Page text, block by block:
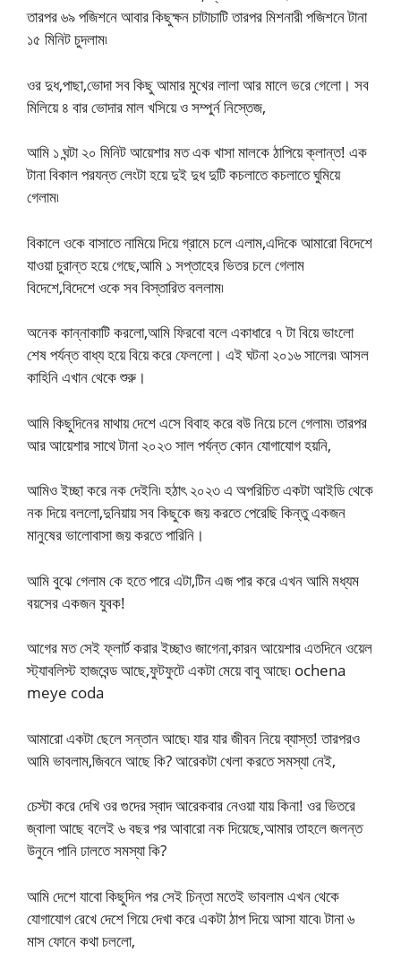
তারপর ৬৯ পজিশনে আবার কিছুক্ষন চাটাচাটি তারপর মিশনারী পজিশনে টানা
১৫ মিনিট চুদলাম৷
ওর দুধ,পাছা,ভোদা সব কিছু আমার মুখের লালা আর মালে ভরে গেলো। সব
মিলিয়ে ৪ বার ভোদার মাল খসিয়ে ও সম্পুর্ন নিস্তেজ,
আমি ১ ঘন্টা ২০ মিনিট আয়েশার মত এক খাসা মালকে ঠাপিয়ে ক্লান্ত! এক
টানা বিকাল পরযন্ত লেংটা হয়ে দুই দুধ দুটি কচলাতে কচলাতে ঘুমিয়ে
গেলাম৷
বিকালে ওকে বাসাতে নামিয়ে দিয়ে গ্রামে চলে এলাম,এদিকে আমারো বিদেশে
যাওয়া চুরান্ত হয়ে গেছে,আমি ১ সপ্তাহের ভিতর চলে গেলাম
বিদেশে,বিদেশে ওকে সব বিস্তারিত বললাম৷
অনেক কান্নাকাটি করলো,আমি ফিরবো বলে একাধারে ৭ টা বিয়ে ভাংলো
শেষ পর্যন্ত বাধ্য হয়ে বিয়ে করে ফেললো। এই ঘটনা ২০১৬ সালের৷ আসল
কাহিনি এখান থেকে শুরু।
আমি কিছুদিনের মাথায় দেশে এসে বিবাহ করে বউ নিয়ে চলে গেলাম৷ তারপর
আর আয়েশার সাথে টানা ২০২৩ সাল পর্যন্ত কোন যোগাযোগ হয়নি,
আমিও ইচ্ছা করে নক দেইনি৷ হঠাৎ ২০২৩ এ অপরিচিত একটা আইডি থেকে
নক দিয়ে বললো,দুনিয়ায় সব কিছুকে জয় করতে পেরেছি কিন্তু একজন
মানুষের ভালোবাসা জয় করতে পারিনি।
আমি বুঝে গেলাম কে হতে পারে এটা,টিন এজ পার করে এখন আমি মধ্যম
বয়সের একজন যুবক!
আগের মত সেই ফ্লার্ট করার ইচ্ছাও জাগেনা,কারন আয়েশার এতদিনে ওয়েল
স্ট্যাবলিস্ট হাজবেন্ড আছে,ফুটফুটে একটা মেয়ে বাবু আছে৷ ochena
meye coda
আমারো একটা ছেলে সন্তান আছে৷ যার যার জীবন নিয়ে ব্যাস্ত! তারপরও
আমি ভাবলাম,জিবনে আছে কি? আরেকটা খেলা করতে সমস্যা নেই,
চেস্টা করে দেখি ওর গুদের স্বাদ আরেকবার নেওয়া যায় কিনা! ওর ভিতরে
জ্বালা আছে বলেই ৬ বছর পর আবারো নক দিয়েছে,আমার তাহলে জলন্ত
উনুনে পানি ঢালতে সমস্যা কি?
আমি দেশে যাবো কিছুদিন পর সেই চিন্তা মতেই ভাবলাম এখন থেকে
যোগাযোগ রেখে দেশে গিয়ে দেখা করে একটা ঠাপ দিয়ে আসা যাবে৷ টানা ৬
মাস ফোনে কথা চললো,